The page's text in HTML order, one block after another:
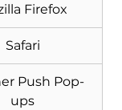
Firefox
Safari
Push Pop-
ups